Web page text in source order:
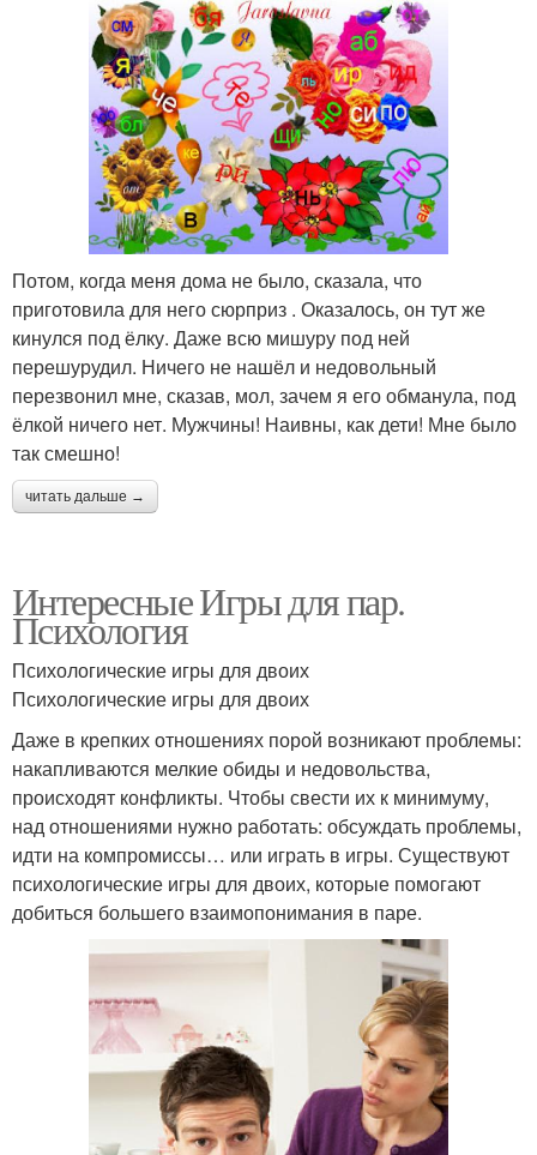
Прикольные игры
Потом, когда меня дома не было, сказала, что
приготовила для него сюрприз . Оказалось, он тут же
кинулся под ёлку. Даже всю мишуру под ней
перешурудил. Ничего не нашёл и недовольный
перезвонил мне, сказав, мол, зачем я его обманула, под
ёлкой ничего нет. Мужчины! Наивны, как дети! Мне было
так смешно!
читать дальше →
Интересные Игры для пар.
Психология
Психологические игры для двоих
Психологические игры для двоих
Даже в крепких отношениях порой возникают проблемы:
накапливаются мелкие обиды и недовольства,
происходят конфликты. Чтобы свести их к минимуму,
над отношениями нужно работать: обсуждать проблемы,
идти на компромиссы… или играть в игры. Существуют
психологические игры для двоих, которые помогают
добиться большего взаимопонимания в паре.